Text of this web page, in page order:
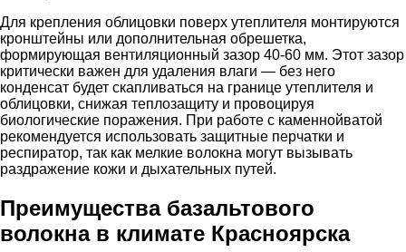
Для крепления облицовки поверх утеплителя монтируются
кронштейны или дополнительная обрешетка,
формирующая вентиляционный зазор 40-60 мм. Этот зазор
критически важен для удаления влаги — без него
конденсат будет скапливаться на границе утеплителя и
облицовки, снижая теплозащиту и провоцируя
биологические поражения. При работе с каменнойватой
рекомендуется использовать защитные перчатки и
респиратор, так как мелкие волокна могут вызывать
раздражение кожи и дыхательных путей.
Преимущества базальтового
волокна в климате Красноярска